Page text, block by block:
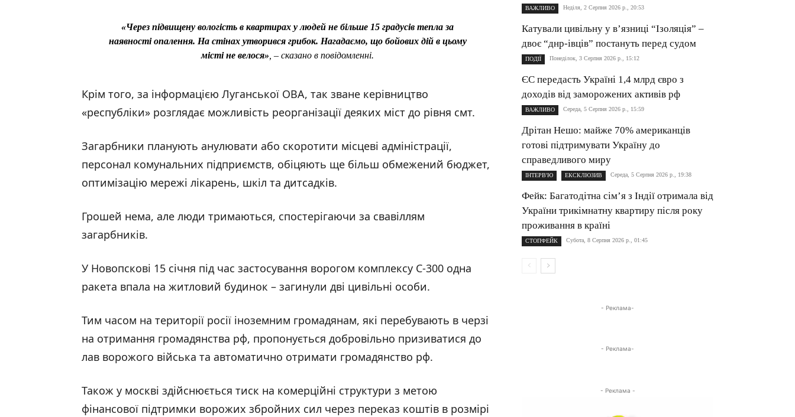
«Через підвищену вологість в квартирах у людей не більше 15 градусів тепла за
наявності опалення. На стінах утворився грибок. Нагадаємо, що бойових дій в цьому
місті не велося», – сказано в повідомленні.
Крім того, за інформацією Луганської ОВА, так зване керівництво
«республіки» розглядає можливість реорганізації деяких міст до рівня смт.
Загарбники планують анулювати або скоротити місцеві адміністрації,
персонал комунальних підприємств, обіцяють ще більш обмежений бюджет,
оптимізацію мережі лікарень, шкіл та дитсадків.
Грошей нема, але люди тримаються, спостерігаючи за свавіллям
загарбників.
У Новопскові 15 січня під час застосування ворогом комплексу С-300 одна
ракета впала на житловий будинок – загинули дві цивільні особи.
Тим часом на території росії іноземним громадянам, які перебувають в черзі
на отримання громадянства рф, пропонується добровільно призиватися до
лав ворожого війська та автоматично отримати громадянство рф.
Також у москві здійснюється тиск на комерційні структури з метою
фінансової підтримки ворожих збройних сил через переказ коштів в розмірі
ВАЖЛИВО Неділя, 2 Серпня 2026 р., 20:53
Катували цивільну у в’язниці “Ізоляція” –
двоє “днр-івців” постануть перед судом
ПОДІЇ Понеділок, 3 Серпня 2026 р., 15:12
ЄС передасть Україні 1,4 млрд євро з
доходів від заморожених активів рф
ВАЖЛИВО Середа, 5 Серпня 2026 р., 15:59
Дрітан Нешо: майже 70% американців
готові підтримувати Україну до
справедливого миру
ІНТЕРВ'Ю ЕКСКЛЮЗИВ Середа, 5 Серпня 2026 р., 19:38
Фейк: Багатодітна сім’я з Індії отримала від
України трикімнатну квартиру після року
проживання в країні
СТОПФЕЙК Субота, 8 Серпня 2026 р., 01:45
- Реклама-
- Реклама-
- Реклама -